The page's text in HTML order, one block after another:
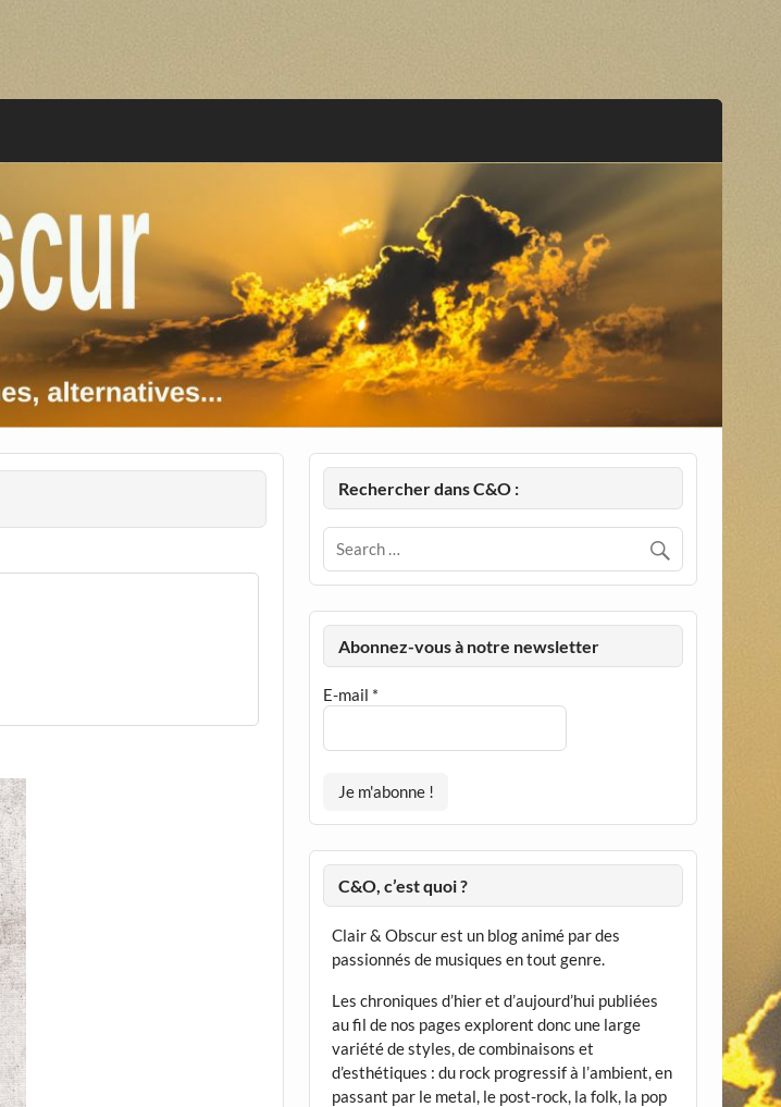
Rechercher dans C&O :
Abonnez-vous à notre newsletter
E-mail *
C&O, c’est quoi ?
Clair & Obscur est un blog animé par des
passionnés de musiques en tout genre.
Les chroniques d’hier et d’aujourd’hui publiées
au fil de nos pages explorent donc une large
variété de styles, de combinaisons et
d’esthétiques : du rock progressif à l’ambient, en
passant par le metal, le post-rock, la folk, la pop